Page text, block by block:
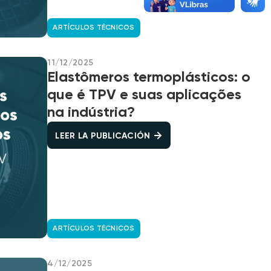
ARTÍCULOS TÉCNICOS
11/12/2025
Elastômeros termoplásticos: o
que é TPV e suas aplicações
na indústria?
LEER LA PUBLICACIÓN
ARTÍCULOS TÉCNICOS
4/12/2025